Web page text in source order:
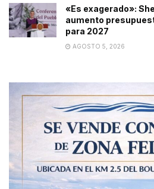
«Es exagerado»:
aumento
para 2027
AGOSTO 5, 2026